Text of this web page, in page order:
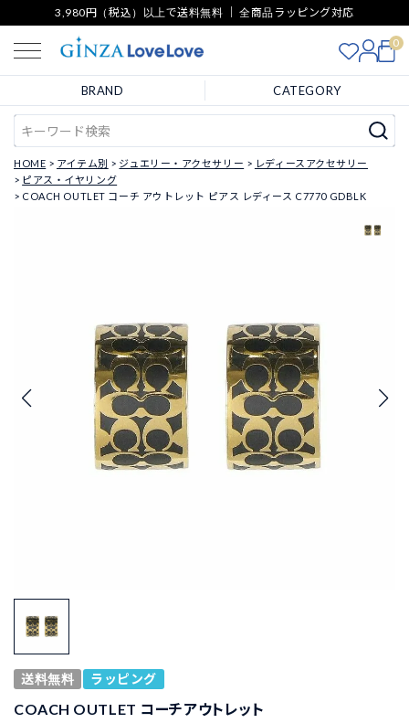
3,980円（税込）以上で送料無料 ｜ 全商品ラッピング対応
0
BRAND CATEGORY
HOME アイテム別 ジュエリー・アクセサリー
レディースアクセサリー
ピアス・イヤリング
COACH OUTLET コーチ アウトレット ピアス レディース C7770 GDBLK
送料無料 ラッピング
COACH OUTLET コーチアウトレット